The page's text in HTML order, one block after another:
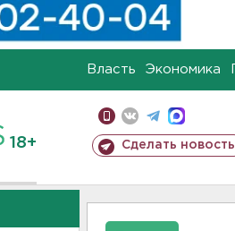
Власть Экономика
18+ Сделать новость